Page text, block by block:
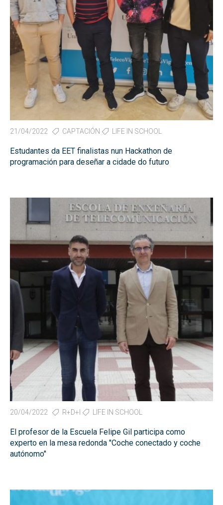
21/04/2022 CAPTACIÓN LIFE IN SCHOOL
Estudantes da EET finalistas nun Hackathon de
programación para deseñar a cidade do futuro
20/04/2022 R+D+I LIFE IN SCHOOL
El profesor de la Escuela Felipe Gil participa como
experto en la mesa redonda "Coche conectado y coche
autónomo"